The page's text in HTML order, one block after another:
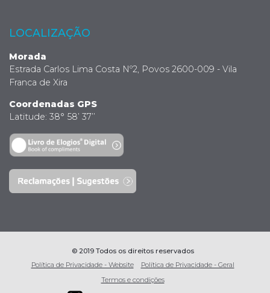
LOCALIZAÇÃO
Morada
Estrada Carlos Lima Costa Nº2, Povos 2600-009 - Vila
Franca de Xira
Coordenadas GPS
Latitude: 38° 58’ 37’’
© 2019 Todos os direitos reservados
Política de Privacidade - Website
Política de Privacidade - Geral
Termos e condições